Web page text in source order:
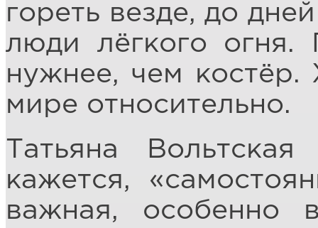
гореть везде, до
люди лёгкого огня.
нужнее, чем костёр.
мире относительно.
Татьяна
кажется,
важная, особенно